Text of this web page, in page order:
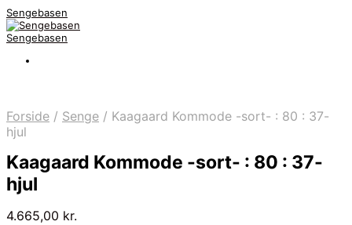
Sengebasen
Sengebasen
Forside / Senge / Kaagaard Kommode -sort- : 80 : 37-
hjul
Kaagaard Kommode -sort- : 80 : 37-
hjul
4.665,00 kr.